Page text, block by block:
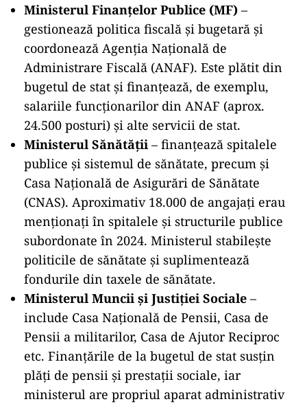
Ministerul Finanțelor Publice (MF) –
gestionează politica fiscală și bugetară și
coordonează Agenția Națională de
Administrare Fiscală (ANAF). Este plătit din
bugetul de stat și finanțează, de exemplu,
salariile funcționarilor din ANAF (aprox.
24.500 posturi) și alte servicii de stat.
Ministerul Sănătății – finanțează spitalele
publice și sistemul de sănătate, precum și
Casa Națională de Asigurări de Sănătate
(CNAS). Aproximativ 18.000 de angajați erau
menționați în spitalele și structurile publice
subordonate în 2024. Ministerul stabilește
politicile de sănătate și suplimentează
fondurile din taxele de sănătate.
Ministerul Muncii și Justiției Sociale –
include Casa Națională de Pensii, Casa de
Pensii a militarilor, Casa de Ajutor Reciproc
etc. Finanțările de la bugetul de stat susțin
plăți de pensii și prestații sociale, iar
ministerul are propriul aparat administrativ